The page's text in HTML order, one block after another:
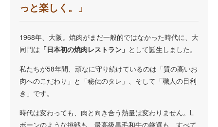
っと楽しく。」
1968年、大阪。焼肉がまだ一般的ではなかった時代に、大
同門は 「日本初の焼肉レストラン」 として誕生しました。
私たちが58年間、頑なに守り続けているのは「質の高いお
肉へのこだわり」と「秘伝のタレ」、そして「職人の目利
き」です。
時代は変わっても、肉と向き合う熱量は変わりません。L
ボーンのような挑戦も、最高級黒毛和牛の厳選も、すべて